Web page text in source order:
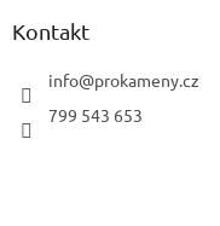
Kontakt
info@prokameny.cz
799 543 653